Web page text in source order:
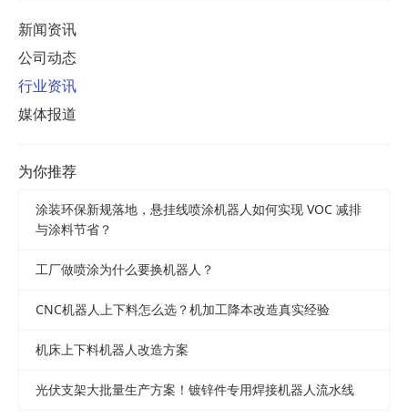
新闻资讯
公司动态
行业资讯
媒体报道
为你推荐
涂装环保新规落地，悬挂线喷涂机器人如何实现 VOC 减排
与涂料节省？
工厂做喷涂为什么要换机器人？
CNC机器人上下料怎么选？机加工降本改造真实经验
机床上下料机器人改造方案
光伏支架大批量生产方案！镀锌件专用焊接机器人流水线